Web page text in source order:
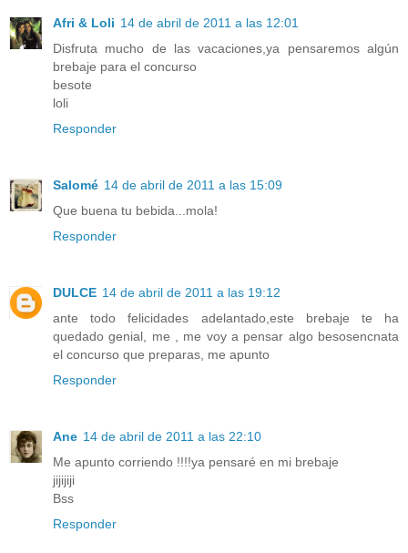
Afri & Loli 14 de abril de 2011 a las 12:01
Disfruta mucho de las vacaciones,ya pensaremos algún
brebaje para el concurso
besote
loli
Responder
Salomé 14 de abril de 2011 a las 15:09
Que buena tu bebida...mola!
Responder
DULCE 14 de abril de 2011 a las 19:12
ante todo felicidades adelantado,este brebaje te ha
quedado genial, me , me voy a pensar algo besosencnata
el concurso que preparas, me apunto
Responder
Ane 14 de abril de 2011 a las 22:10
Me apunto corriendo !!!!ya pensaré en mi brebaje
jijijiji
Bss
Responder